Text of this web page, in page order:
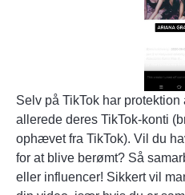
Selv på TikTok har
allerede deres TikTok-konti
ophævet fra TikTok). Vil du
for at blive berømt? Så
eller influencer! Sikkert vil